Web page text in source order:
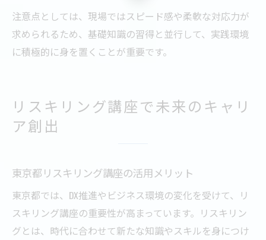
注意点としては、現場ではスピード感や柔軟な対応力が
求められるため、基礎知識の習得と並行して、実践環境
に積極的に身を置くことが重要です。
リスキリング講座で未来のキャリ
ア創出
東京都リスキリング講座の活用メリット
東京都では、DX推進やビジネス環境の変化を受けて、リ
スキリング講座の重要性が高まっています。リスキリン
グとは、時代に合わせて新たな知識やスキルを身につけ